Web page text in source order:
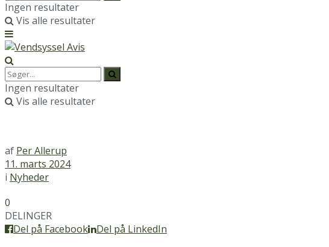
Ingen resultater
Vis alle resultater
Ingen resultater
Vis alle resultater
af Per Allerup
11. marts 2024
i Nyheder
0
DELINGER
Del på Facebook
Del på LinkedIn